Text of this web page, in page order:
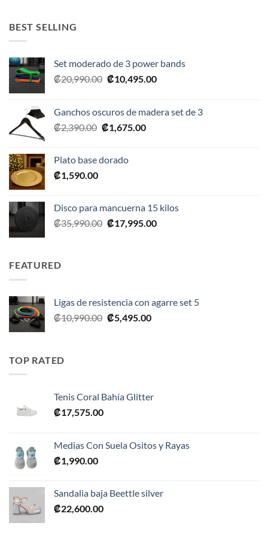
BEST SELLING
Set moderado de 3 power bands
₡20,990.00 El
era:
₡20,990.00.
₡10,495.00El
es:
Ganchos oscuros de madera set de 3
₡2,390.00 El
era:
₡1,675.00El
Plato base dorado
₡1,590.00
Disco para mancuerna 15 kilos
₡35,990.00 El
₡17,995.00El
FEATURED
Ligas de resistencia con agarre set 5
₡10,990.00 El
₡5,495.00El
TOP RATED
Tenis Coral Bahía Glitter
₡17,575.00
Medias Con Suela Ositos y Rayas
₡1,990.00
Sandalia baja Beettle silver
₡22,600.00